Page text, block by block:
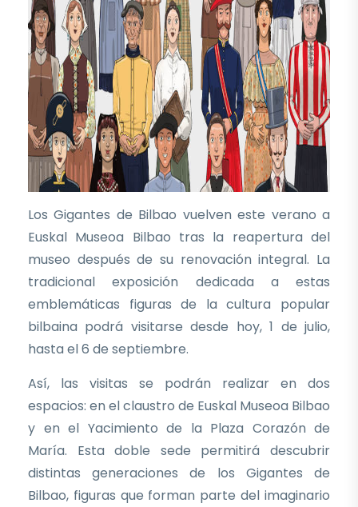
Los Gigantes de Bilbao vuelven este verano a
Euskal Museoa Bilbao tras la reapertura del
museo después de su renovación integral. La
tradicional exposición dedicada a estas
emblemáticas figuras de la cultura popular
bilbaina podrá visitarse desde hoy, 1 de julio,
hasta el 6 de septiembre.
Así, las visitas se podrán realizar en dos
espacios: en el claustro de Euskal Museoa Bilbao
y en el Yacimiento de la Plaza Corazón de
María. Esta doble sede permitirá descubrir
distintas generaciones de los Gigantes de
Bilbao, figuras que forman parte del imaginario